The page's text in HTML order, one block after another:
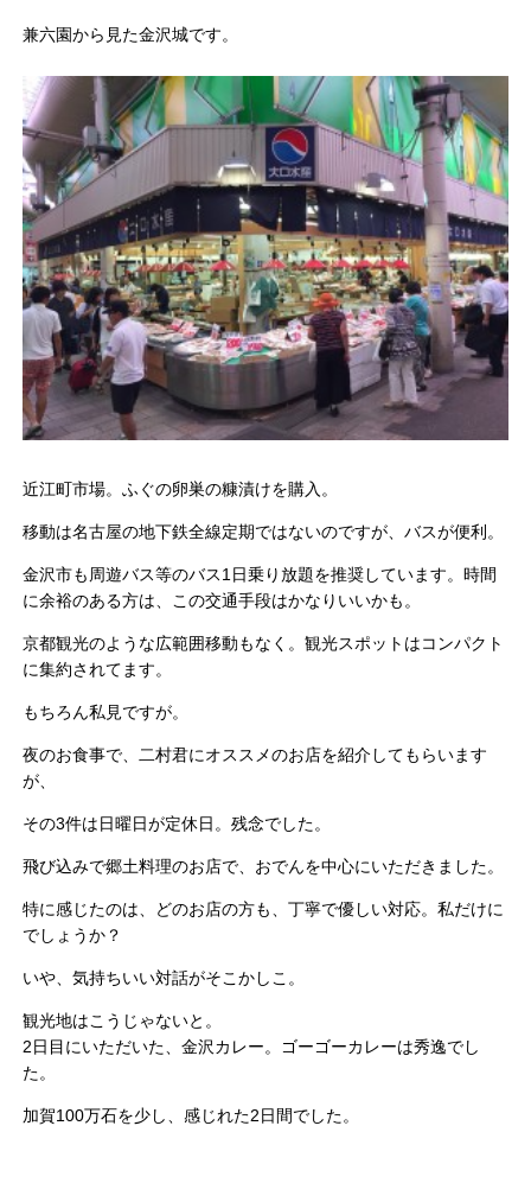
兼六園から見た金沢城です。
近江町市場。ふぐの卵巣の糠漬けを購入。
移動は名古屋の地下鉄全線定期ではないのですが、バスが便利。
金沢市も周遊バス等のバス1日乗り放題を推奨しています。時間
に余裕のある方は、この交通手段はかなりいいかも。
京都観光のような広範囲移動もなく。観光スポットはコンパクト
に集約されてます。
もちろん私見ですが。
夜のお食事で、二村君にオススメのお店を紹介してもらいます
が、
その3件は日曜日が定休日。残念でした。
飛び込みで郷土料理のお店で、おでんを中心にいただきました。
特に感じたのは、どのお店の方も、丁寧で優しい対応。私だけに
でしょうか？
いや、気持ちいい対話がそこかしこ。
観光地はこうじゃないと。
2日目にいただいた、金沢カレー。ゴーゴーカレーは秀逸でし
た。
加賀100万石を少し、感じれた2日間でした。